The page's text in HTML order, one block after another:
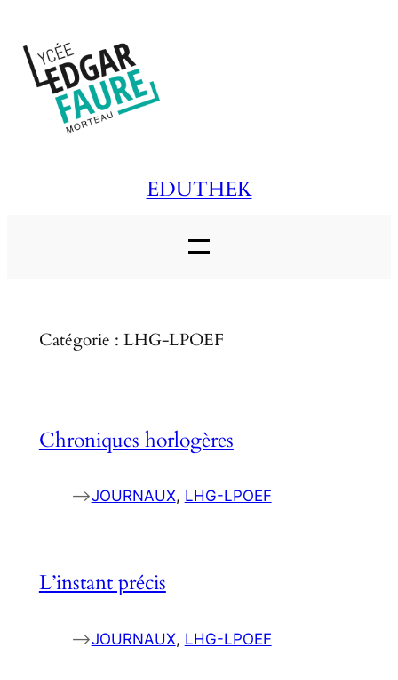
au
contenu
EDUTHEK
Catégorie : LHG-LPOEF
Chroniques horlogères
–>JOURNAUX, LHG-LPOEF
L’instant précis
–>JOURNAUX, LHG-LPOEF